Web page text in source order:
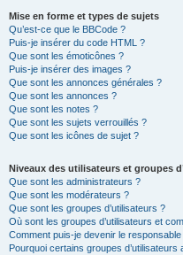
Mise en forme et types de sujets
Qu’est-ce que le BBCode ?
Puis-je insérer du code HTML ?
Que sont les émoticônes ?
Puis-je insérer des images ?
Que sont les annonces générales ?
Que sont les annonces ?
Que sont les notes ?
Que sont les sujets verrouillés ?
Que sont les icônes de sujet ?
Niveaux des utilisateurs et groupes
Que sont les administrateurs ?
Que sont les modérateurs ?
Que sont les groupes d’utilisateurs ?
Où sont les groupes d’utilisateurs et
Comment puis-je devenir le responsable
Pourquoi certains groupes